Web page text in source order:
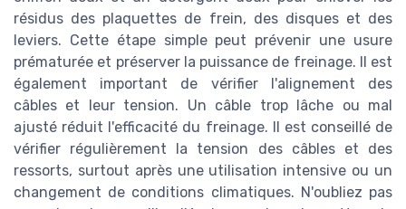
résidus des plaquettes de frein, des disques et des
leviers. Cette étape simple peut prévenir une usure
prématurée et préserver la puissance de freinage. Il est
également important de vérifier l'alignement des
câbles et leur tension. Un câble trop lâche ou mal
ajusté réduit l'efficacité du freinage. Il est conseillé de
vérifier régulièrement la tension des câbles et des
ressorts, surtout après une utilisation intensive ou un
changement de conditions climatiques. N'oubliez pas